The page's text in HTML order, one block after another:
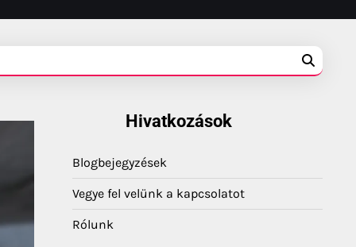
Hivatkozások
Blogbejegyzések
Vegye fel velünk a kapcsolatot
Rólunk